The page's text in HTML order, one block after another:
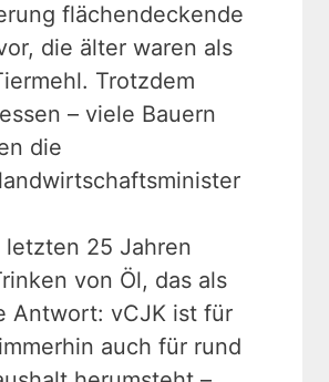
flächendeckende
die älter waren als
Trotzdem
– viele Bauern
die
letzten 25 Jahren
von Öl, das als
Antwort: vCJK ist für
auch für rund